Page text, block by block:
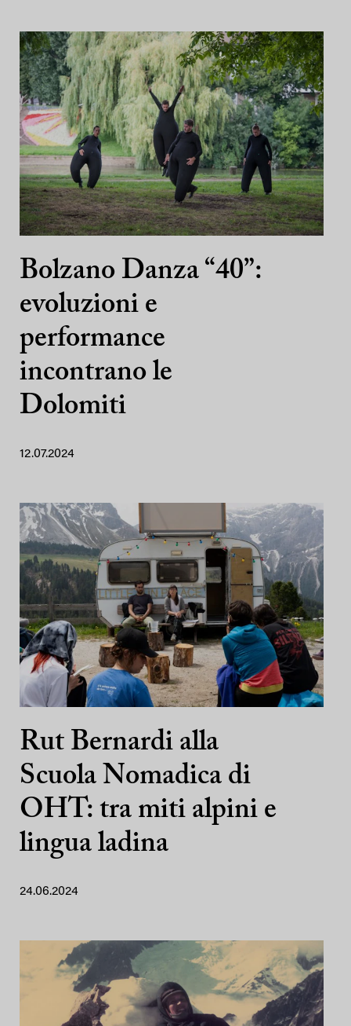
Bolzano Danza “40”:
evoluzioni e
performance
incontrano le
Dolomiti
12.07.2024
Rut Bernardi alla
Scuola Nomadica di
OHT: tra miti alpini e
lingua ladina
24.06.2024